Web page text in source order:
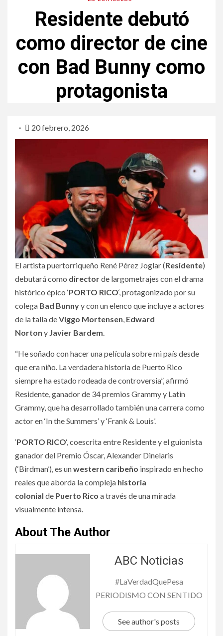
Residente debutó
como director de cine
con Bad Bunny como
protagonista
20 febrero, 2026
El artista puertorriqueño René Pérez Joglar (Residente)
debutará como directorde largometrajes con el drama
histórico épico ‘PORTO RICO‘, protagonizado por su
colega Bad Bunnyy con un elenco que incluye a actores
de la talla deViggo Mortensen Edward
Norton y Javier Bardem
“He soñado con hacer una película sobre mi país desde
que era niño. La verdadera historia de Puerto Rico
siempre ha estado rodeada de controversia”, afirmó
Residente, ganador de 34 premios Grammy y Latin
Grammy, que ha desarrollado también una carrera como
actor en ‘In the Summers’ y ‘Frank & Louis’.
‘PORTO RICO‘, coescrita entre Residente y el guionista
ganador del Premio Óscar, Alexander Dinelaris
(‘Birdman’), es unwestern caribeño inspirado en hecho
reales que aborda la compleja historia
colonial de Puerto Rico a través de una mirada
visualmente intensa.
About The Author
ABC Noticias
#LaVerdadQuePesa
PERIODISMO CON SENTIDO
See author's posts